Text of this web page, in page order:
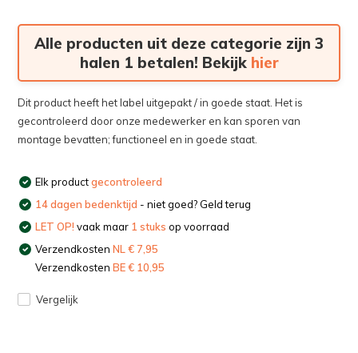
Alle producten uit deze categorie zijn 3
halen 1 betalen! Bekijk hier
Dit product heeft het label uitgepakt / in goede staat. Het is
gecontroleerd door onze medewerker en kan sporen van
montage bevatten; functioneel en in goede staat.
Elk productgecontroleerd
14 dagen bedenktijd - niet goed? Geld terug
LET OP! vaak maar 1 stuks op voorraad
VerzendkostenNL € 7,95
VerzendkostenBE € 10,95
Vergelijk